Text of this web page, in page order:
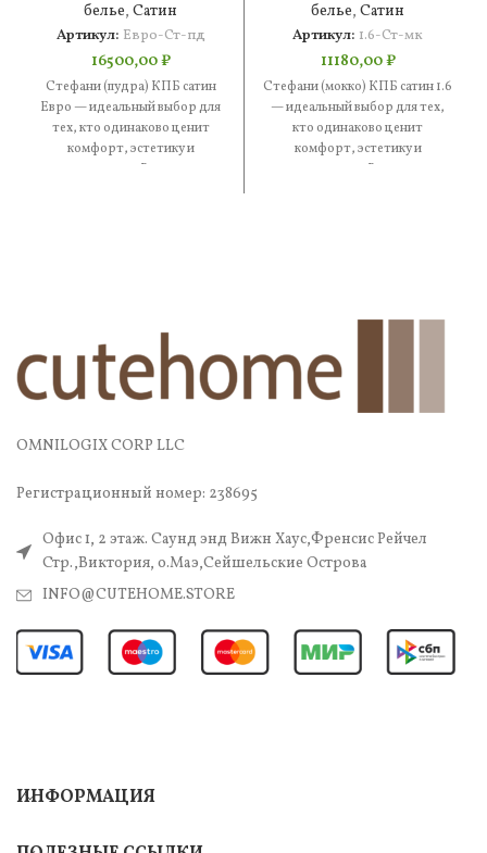
белье, Сатин
Артикул: Евро-Ст-пд
16500,00₽
Стефани (пудра) КПБ сатин
Евро — идеальный выбор для
тех, кто одинаково ценит
комфорт, эстетику и
практичность. В составе —
белье, Сатин
Артикул: 1.6-Ст-мк
11180,00₽
Стефани (мокко) КПБ сатин 1.6
— идеальный выбор для тех,
кто одинаково ценит
комфорт, эстетику и
практичность. В составе —
OMNILOGIX CORP LLC
Регистрационный номер: 238695
Офис 1, 2 этаж. Саунд энд Вижн Хаус,Френсис Рейчел
Стр.,Виктория, о.Маэ,Сейшельские Острова
INFO@CUTEHOME.STORE
ИНФОРМАЦИЯ